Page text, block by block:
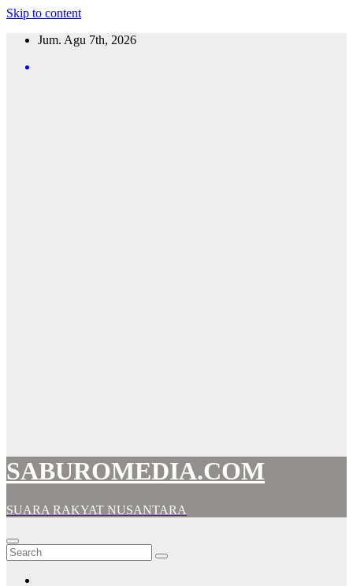
Skip to content
Jum. Agu 7th, 2026
SABUROMEDIA.COM
SUARA RAKYAT NUSANTARA